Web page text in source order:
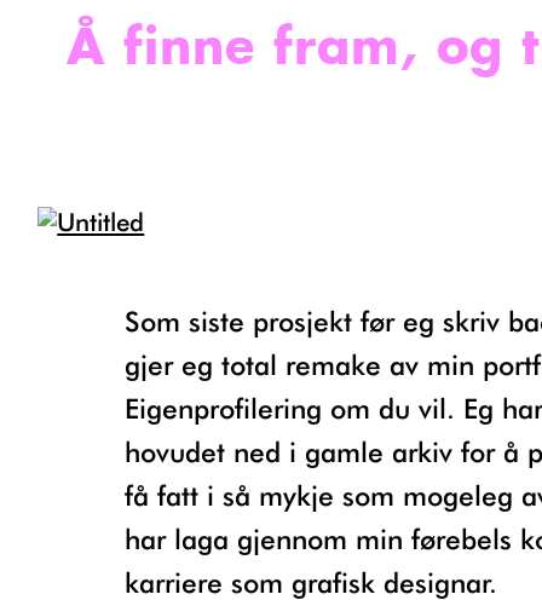
Å finne fram, og
Som siste prosjekt før eg skriv bachelor
gjer eg total remake av min
Eigenprofilering om du vil. Eg
hovudet ned i gamle arkiv for å
få fatt i så mykje som mogeleg
har laga gjennom min førebels
karriere som grafisk designar.